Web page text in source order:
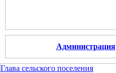
Администрация
Глава сельского поселения